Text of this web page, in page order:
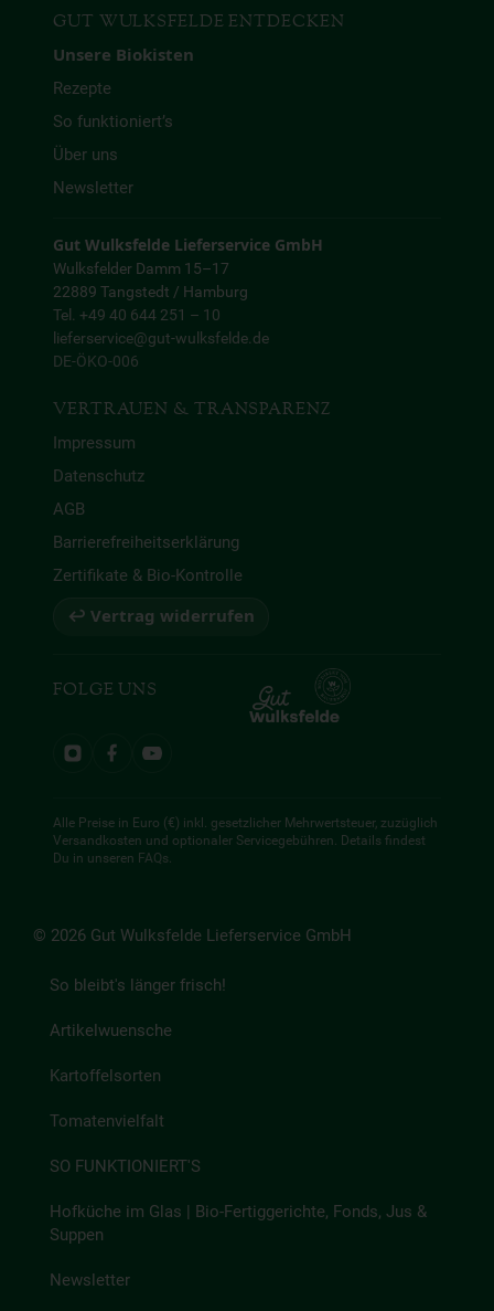
GUT WULKSFELDE ENTDECKEN
Unsere Biokisten
Rezepte
So funktioniert’s
Über uns
Newsletter
Gut Wulksfelde Lieferservice GmbH
Wulksfelder Damm 15–17
22889 Tangstedt / Hamburg
Tel. +49 40 644 251 – 10
lieferservice@gut-wulksfelde.de
DE-ÖKO-006
VERTRAUEN & TRANSPARENZ
Impressum
Datenschutz
AGB
Barrierefreiheitserklärung
Zertifikate & Bio-Kontrolle
↩ Vertrag widerrufen
FOLGE UNS
Alle Preise in Euro (€) inkl. gesetzlicher Mehrwertsteuer, zuzüglich
Versandkosten und optionaler Servicegebühren. Details findest
Du in unseren FAQs.
© 2026 Gut Wulksfelde Lieferservice GmbH
So bleibt's länger frisch!
Artikelwuensche
Kartoffelsorten
Tomatenvielfalt
SO FUNKTIONIERT'S
Hofküche im Glas | Bio-Fertiggerichte, Fonds, Jus &
Suppen
Newsletter